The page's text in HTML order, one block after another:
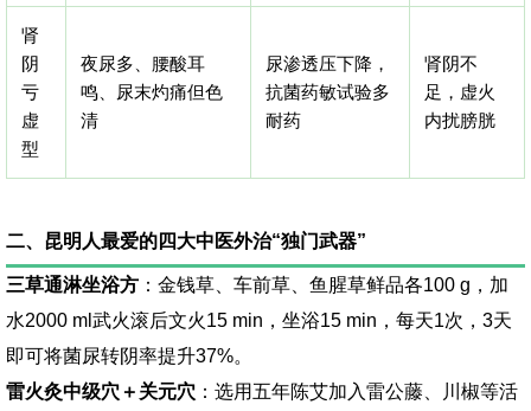
肾
阴
亏
虚
型
夜尿多、腰酸耳
鸣、尿末灼痛但色
清
尿渗透压下降，
抗菌药敏试验多
耐药
肾阴不
足，虚火
内扰膀胱
二、昆明人最爱的四大中医外治“独门武器”
三草通淋坐浴方 ：金钱草、车前草、鱼腥草鲜品各100 g，加
水2000 ml武火滚后文火15 min，坐浴15 min，每天1次，3天
即可将菌尿转阴率提升37%。
雷火灸中级穴＋关元穴 ：选用五年陈艾加入雷公藤、川椒等活